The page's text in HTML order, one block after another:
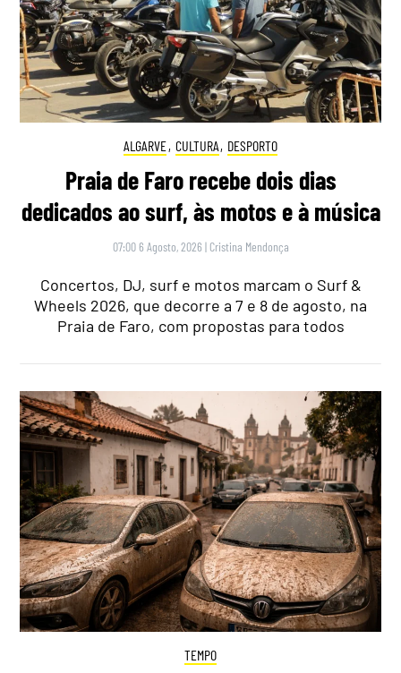
ALGARVE, CULTURA, DESPORTO
Praia de Faro recebe dois dias
dedicados ao surf, às motos e à música
07:00 6 Agosto, 2026 | Cristina Mendonça
Concertos, DJ, surf e motos marcam o Surf &
Wheels 2026, que decorre a 7 e 8 de agosto, na
Praia de Faro, com propostas para todos
TEMPO